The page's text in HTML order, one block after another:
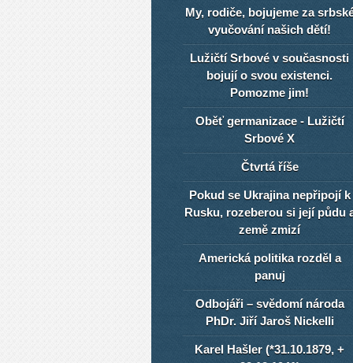
My, rodiče, bojujeme za
vyučování našich dětí!
Lužičtí Srbové v současnosti
bojují o svou existenci.
Pomozme jim!
Oběť germanizace - Lužičtí
Srbové X
Čtvrtá říše
Pokud se Ukrajina nepřipojí k
Rusku, rozeberou si její půdu
země zmizí
Americká politika rozděl a
panuj
Odbojáři – svědomí národa
PhDr. Jiří Jaroš Nickelli
Karel Hašler (*31.10.1879, +